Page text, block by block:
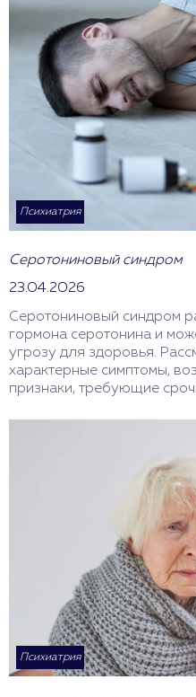
Психиатрия
Серотониновый синдром
23.04.2026
Серотониновый синдром
гормона серотонина и
угрозу для здоровья.
характерные симптомы,
признаки, требующие
Психиатрия